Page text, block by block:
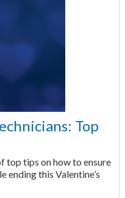
Top
top tips on how to ensure
ending this Valentine’s